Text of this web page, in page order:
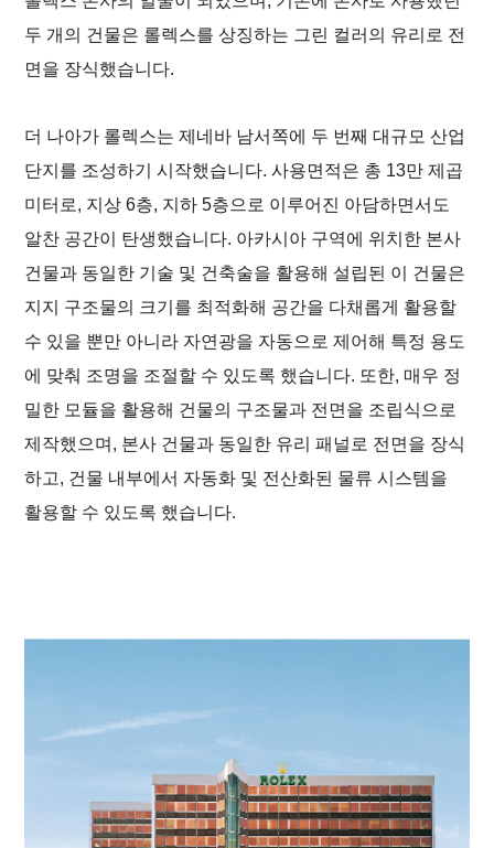
두 개의 건물은 롤렉스를 상징하는 그린 컬러의 유리로 전
면을 장식했습니다.
더 나아가 롤렉스는 제네바 남서쪽에 두 번째 대규모 산업
단지를 조성하기 시작했습니다. 사용면적은 총 13만 제곱
미터로, 지상 6층, 지하 5층으로 이루어진 아담하면서도
알찬 공간이 탄생했습니다. 아카시아 구역에 위치한 본사
건물과 동일한 기술 및 건축술을 활용해 설립된 이 건물은
지지 구조물의 크기를 최적화해 공간을 다채롭게 활용할
수 있을 뿐만 아니라 자연광을 자동으로 제어해 특정 용도
에 맞춰 조명을 조절할 수 있도록 했습니다. 또한, 매우 정
밀한 모듈을 활용해 건물의 구조물과 전면을 조립식으로
제작했으며, 본사 건물과 동일한 유리 패널로 전면을 장식
하고, 건물 내부에서 자동화 및 전산화된 물류 시스템을
활용할 수 있도록 했습니다.